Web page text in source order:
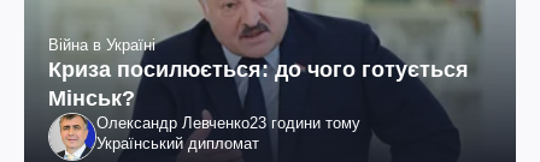
Війна в Україні
Криза посилюється: до чого готується
Мінськ?
Олександр Левченко23 години тому
Український дипломат